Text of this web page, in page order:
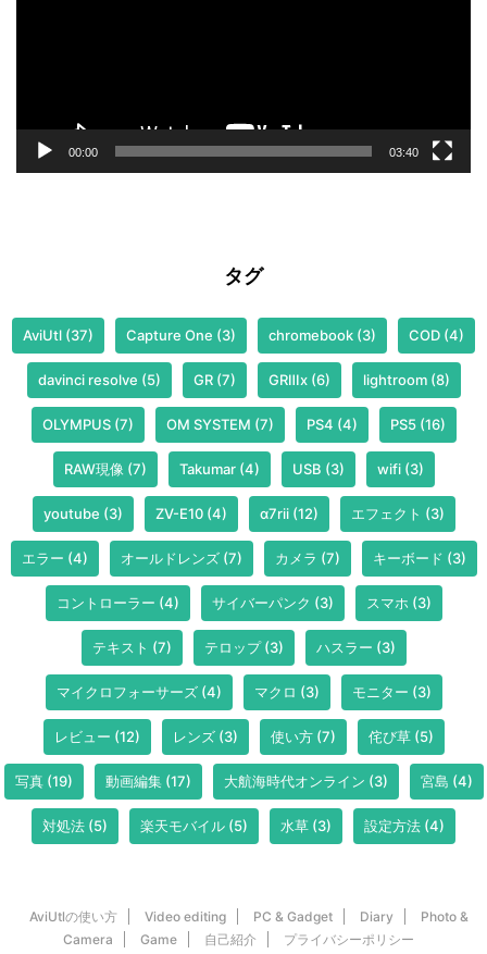
00:00 03:40
タグ
AviUtl (37) Capture One (3) chromebook (3) COD (4)
davinci resolve (5) GR(7) GRⅢx(6) lightroom(8)
OLYMPUS(7) OM SYSTEM (7) PS4 (4) PS5(16)
RAW現像 (7) Takumar(4) USB (3) wifi(3)
youtube (3) ZV-E10(4) α7rii(12) エフェクト (3)
エラー (4) オールドレンズ(7) カメラ (7) キーボード (3)
コントローラー (4) サイバーパンク (3) スマホ (3)
テキスト (7) テロップ(3) ハスラー (3)
マイクロフォーサーズ(4) マクロ (3) モニター (3)
レビュー (12) レンズ(3) 使い方(7) 侘び草(5)
写真(19) 動画編集(17) 大航海時代オンライン (3) 宮島 (4)
対処法 (5) 楽天モバイル (5) 水草 (3) 設定方法 (4)
AviUtlの使い方 Video editing PC & Gadget Diary
Photo &
Camera
Game 自己紹介 プライバシーポリシー